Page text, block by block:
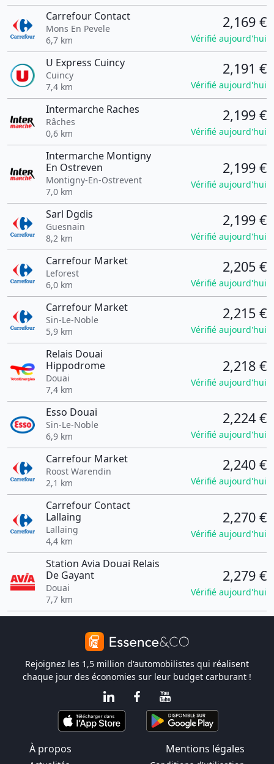
Carrefour Contact
Mons En Pevele
6,7 km
2,169 €
Vérifié aujourd'hui
U Express Cuincy
Cuincy
7,4 km
2,191 €
Vérifié aujourd'hui
Intermarche Raches
Râches
0,6 km
2,199 €
Vérifié aujourd'hui
Intermarche Montigny
En Ostreven
Montigny-En-Ostrevent
7,0 km
2,199 €
Vérifié aujourd'hui
Sarl Dgdis
Guesnain
8,2 km
2,199 €
Vérifié aujourd'hui
Carrefour Market
Leforest
6,0 km
2,205 €
Vérifié aujourd'hui
Carrefour Market
Sin-Le-Noble
5,9 km
2,215 €
Vérifié aujourd'hui
Relais Douai
Hippodrome
Douai
7,4 km
2,218 €
Vérifié aujourd'hui
Esso Douai
Sin-Le-Noble
6,9 km
2,224 €
Vérifié aujourd'hui
Carrefour Market
Roost Warendin
2,1 km
2,240 €
Vérifié aujourd'hui
Carrefour Contact
Lallaing
Lallaing
4,4 km
2,270 €
Vérifié aujourd'hui
Station Avia Douai Relais
De Gayant
Douai
7,7 km
2,279 €
Vérifié aujourd'hui
Rejoignez les 1,5 million d'automobilistes qui réalisent
chaque jour des économies sur leur budget carburant !
À propos Mentions légales